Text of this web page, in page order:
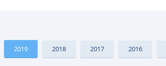
2019 2018 2017 2016